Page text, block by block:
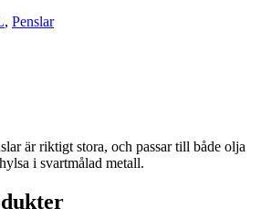
, Penslar
är riktigt stora, och passar till både olja
i svartmålad metall.